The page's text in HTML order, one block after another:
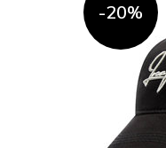
-20%